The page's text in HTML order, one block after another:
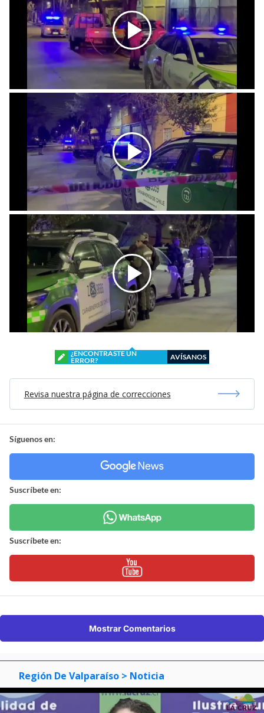
¿ENCONTRASTE UN
ERROR?
AVÍSANOS
Revisa nuestra página de correcciones
Síguenos en:
Suscríbete en:
Suscríbete en:
Mostrar Comentarios
Región De Valparaíso > Noticia